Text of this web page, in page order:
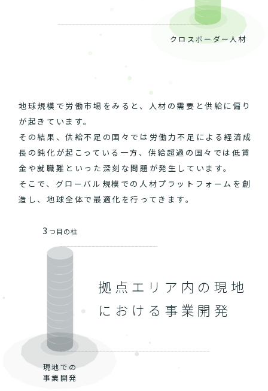
地球規模で労働市場をみると、人材の需要と供給に偏り
が起きています。
その結果、供給不足の国々では労働力不足による経済成
長の鈍化が起こっている一方、供給超過の国々では低賃
金や就職難といった深刻な問題が発生しています。
そこで、グローバル規模での人材プラットフォームを創
造し、地球全体で最適化を行ってきます。
クロスボーダー人材
3 つ目の柱
現地での
事業開発
拠点エリア内の現地
における事業開発